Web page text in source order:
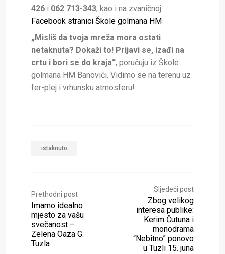
426 i 062 713-343, kao i na zvaničnoj
Facebook stranici Škole golmana HM
„Misliš da tvoja mreža mora ostati
netaknuta? Dokaži to! Prijavi se, izađi na
crtu i bori se do kraja“, poručuju iz Škole
golmana HM Banovići. Vidimo se na terenu uz
fer-plej i vrhunsku atmosferu!
istaknuto
Prethodni post
Imamo idealno
mjesto za vašu
svečanost –
Zelena Oaza G.
Tuzla
Sljedeći post
Zbog velikog
interesa publike:
Kerim Čutuna i
monodrama
“Nebitno” ponovo
u Tuzli 15. juna